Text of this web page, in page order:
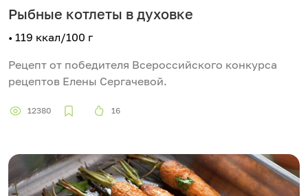
Рыбные котлеты в духовке
• 119 ккал/100 г
Рецепт от победителя Всероссийского конкурса
рецептов Елены Сергачевой.
12380 16